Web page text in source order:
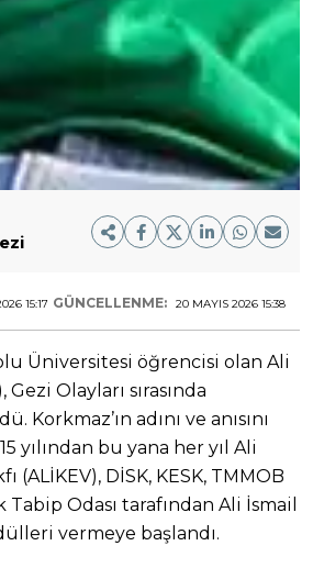
15:17 GÜNCELLENME: 20 MAYIS 2026 15:38
Üniversitesi öğrencisi olan Ali
Olayları sırasında
adını ve anısını
yılından bu yana her yıl Ali
(ALİKEV), DİSK, KESK, TMMOB
Odası tarafından Ali İsmail
vermeye başlandı.